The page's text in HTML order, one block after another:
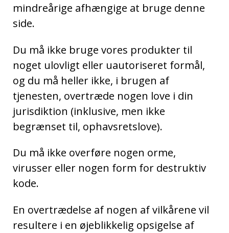
mindreårige afhængige at bruge denne
side.
Du må ikke bruge vores produkter til
noget ulovligt eller uautoriseret formål,
og du må heller ikke, i brugen af
tjenesten, overtræde nogen love i din
jurisdiktion (inklusive, men ikke
begrænset til, ophavsretslove).
Du må ikke overføre nogen orme,
virusser eller nogen form for destruktiv
kode.
En overtrædelse af nogen af vilkårene vil
resultere i en øjeblikkelig opsigelse af